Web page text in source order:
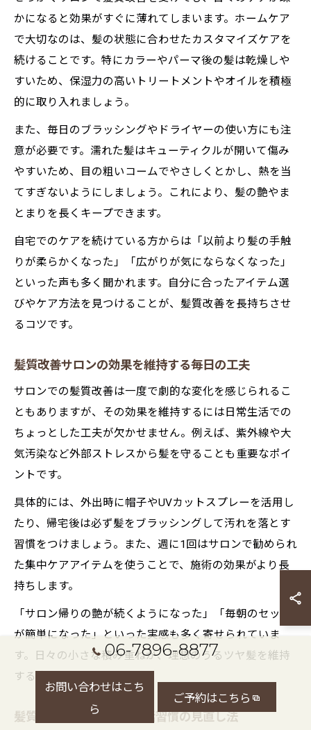
かになると効果がすぐに薄れてしまいます。ホームケア
で大切なのは、髪の状態に合わせたカスタマイズケアを
続けることです。特にカラーやパーマ後の髪は乾燥しや
すいため、保湿力の高いトリートメントやオイルを積極
的に取り入れましょう。
また、毎日のブラッシングやドライヤーの使い方にも注
意が必要です。濡れた髪はキューティクルが開いて傷み
やすいため、目の粗いコームでやさしくとかし、熱を当
てすぎないようにしましょう。これにより、髪の艶やま
とまりを長くキープできます。
自宅でのケアを続けている方からは「以前より髪の手触
りが柔らかくなった」「広がりが気にならなくなった」
といった声も多く聞かれます。自分に合ったアイテム選
びやケア方法を見つけることが、髪質改善を長持ちさせ
るコツです。
髪質改善サロンの効果を維持する毎日の工夫
サロンでの髪質改善は一度で劇的な変化を感じられるこ
ともありますが、その効果を維持するには日常生活での
ちょっとした工夫が欠かせません。例えば、紫外線や大
気汚染など外部ストレスから髪を守ることも重要なポイ
ントです。
具体的には、外出時に帽子やUVカットスプレーを活用し
たり、帰宅後は必ず髪をブラッシングして汚れを落とす
習慣をつけましょう。また、週に1回はサロンで勧められ
た集中ケアアイテムを使うことで、施術の効果がより長
持ちします。
「サロン帰りの艶が続くようになった」「毎朝のセット
が簡単になった」といった実感も多く寄せられていま
す。日々の小さな積み重ねが、理想のうるツヤ髪を維持
する秘訣です。
髪質改善を成功させる生活習慣の見直し法
06-7896-8877
お問い合わせはこち
ら
ご予約はこちら